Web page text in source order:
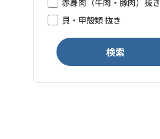
貝・甲殻類 抜き
検索